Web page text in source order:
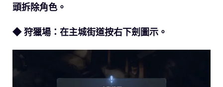
頭拆除角色。
◆ 狩獵場：在主城街道按右下劍圖示。